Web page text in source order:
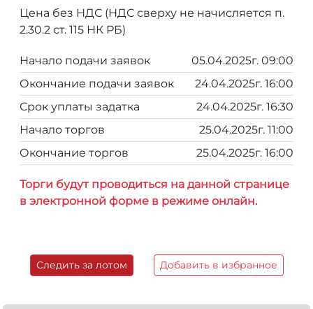
Цена без НДС (НДС сверху не начисляется п.
2.30.2 ст. 115 НК РБ)
Начало подачи заявок
05.04.2025г. 09:00
Окончание подачи заявок
24.04.2025г. 16:00
Срок уплаты задатка
24.04.2025г. 16:30
Начало торгов
25.04.2025г. 11:00
Окончание торгов
25.04.2025г. 16:00
Торги будут проводиться на данной странице
в электронной форме в режиме онлайн.
Следить за лотом Добавить в избранное